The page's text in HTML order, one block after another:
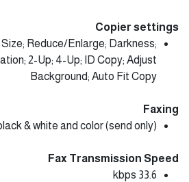
Copier settings
Reduce/Enlarge; Darkness;
2-Up; 4-Up; ID Copy; Adjust
Background; Auto Fit Copy
Faxing
& white and color (send only)
Fax Transmission Speed
33.6 kbps